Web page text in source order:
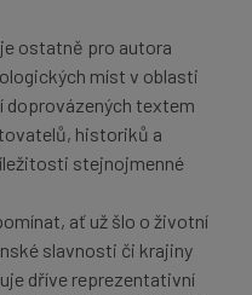
ostatně pro autora
míst v oblasti
textem
historiků a
stejnojmenné
ať už šlo o životní
slavnosti či krajiny
dříve reprezentativní